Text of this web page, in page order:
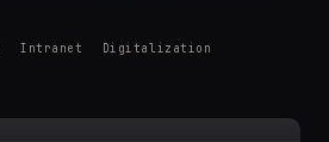
Intranet Digitalization